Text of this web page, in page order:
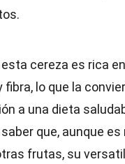
cereza es rica en
lo que la
a una dieta
que, aunque es
frutas, su